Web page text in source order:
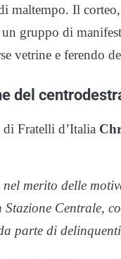
maltempo. Il
gruppo di
vetrine e ferendo
del
Fratelli d’Italia
merito delle
Stazione Centrale,
parte di